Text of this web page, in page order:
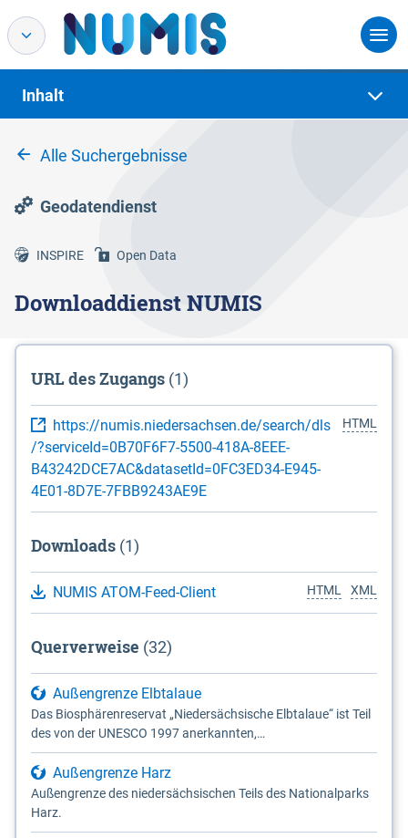
Alle Suchergebnisse
Geodatendienst
INSPIRE Open Data
Downloaddienst NUMIS
Inhalt
URL des Zugangs (1)
HTML
https://numis.niedersachsen.de/search/dls
/?serviceId=0B70F6F7-5500-418A-8EEE-
B43242DCE7AC&datasetId=0FC3ED34-E945-
4E01-8D7E-7FBB9243AE9E
Downloads (1)
XML
HTML
NUMIS ATOM-Feed-Client
Querverweise (32)
Außengrenze Elbtalaue
Das Biosphärenreservat „Niedersächsische Elbtalaue“ ist Teil
des von der UNESCO 1997 anerkannten,
länderübergreifenden Biosphärenreservates Flusslandschaft
Elbe. Es wurde durch das Gesetz über das
Biosphärenreservat Niedersächsische Elbtalaue am
23.11.2002 mit einer Gesamtfläche von 56.760 ha
eingerichtet. Das Biosphärenreservat „Niedersächsische
Außengrenze Harz
Außengrenze des niedersächsischen Teils des Nationalparks
Harz.